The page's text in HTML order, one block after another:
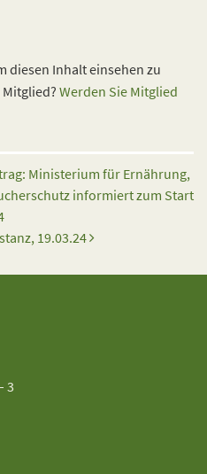
diesen Inhalt einsehen zu
Mitglied? Werden Sie Mitglied
Ministerium für Ernährung,
informiert zum Start
19.03.24
3